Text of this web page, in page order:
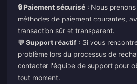
🔒 Paiement sécurisé : Nous
méthodes de paiement courantes,
transaction sûr et transparent.
💬 Support réactif : Si vous
problème lors du processus de
contacter l'équipe de support pour
tout moment.